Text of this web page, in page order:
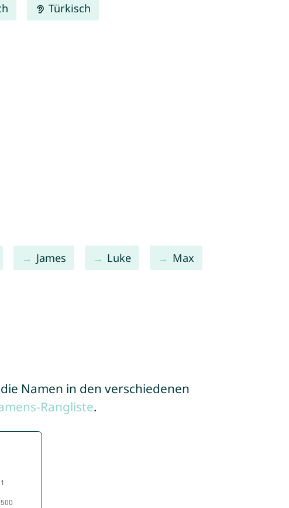
Türkisch
James Luke Max
Namen in den verschiedenen
Rangliste.